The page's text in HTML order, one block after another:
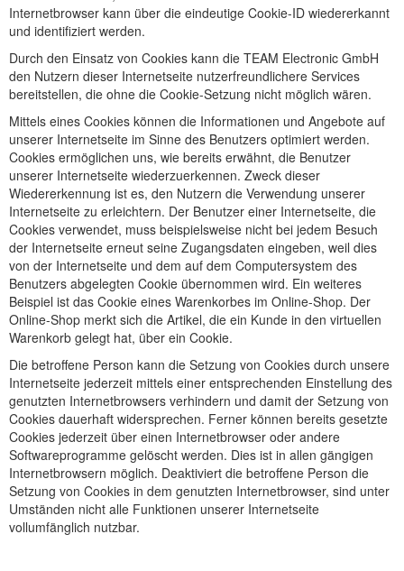
Internetbrowser kann über die eindeutige Cookie-ID wiedererkannt
und identifiziert werden.
Durch den Einsatz von Cookies kann die TEAM Electronic GmbH
den Nutzern dieser Internetseite nutzerfreundlichere Services
bereitstellen, die ohne die Cookie-Setzung nicht möglich wären.
Mittels eines Cookies können die Informationen und Angebote auf
unserer Internetseite im Sinne des Benutzers optimiert werden.
Cookies ermöglichen uns, wie bereits erwähnt, die Benutzer
unserer Internetseite wiederzuerkennen. Zweck dieser
Wiedererkennung ist es, den Nutzern die Verwendung unserer
Internetseite zu erleichtern. Der Benutzer einer Internetseite, die
Cookies verwendet, muss beispielsweise nicht bei jedem Besuch
der Internetseite erneut seine Zugangsdaten eingeben, weil dies
von der Internetseite und dem auf dem Computersystem des
Benutzers abgelegten Cookie übernommen wird. Ein weiteres
Beispiel ist das Cookie eines Warenkorbes im Online-Shop. Der
Online-Shop merkt sich die Artikel, die ein Kunde in den virtuellen
Warenkorb gelegt hat, über ein Cookie.
Die betroffene Person kann die Setzung von Cookies durch unsere
Internetseite jederzeit mittels einer entsprechenden Einstellung des
genutzten Internetbrowsers verhindern und damit der Setzung von
Cookies dauerhaft widersprechen. Ferner können bereits gesetzte
Cookies jederzeit über einen Internetbrowser oder andere
Softwareprogramme gelöscht werden. Dies ist in allen gängigen
Internetbrowsern möglich. Deaktiviert die betroffene Person die
Setzung von Cookies in dem genutzten Internetbrowser, sind unter
Umständen nicht alle Funktionen unserer Internetseite
vollumfänglich nutzbar.